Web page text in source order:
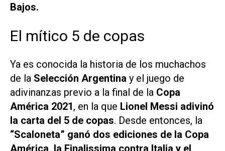
Bajos.
El mítico 5 de copas
Ya es conocida la historia de los muchachos
de la Selección Argentina y el juego de
adivinanzas previo a la final de la Copa
América 2021, en la que Lionel Messi adivinó
la carta del 5 de copas. Desde entonces, la
“Scaloneta” ganó dos ediciones de la Copa
América, la Finalissima contra Italia y el